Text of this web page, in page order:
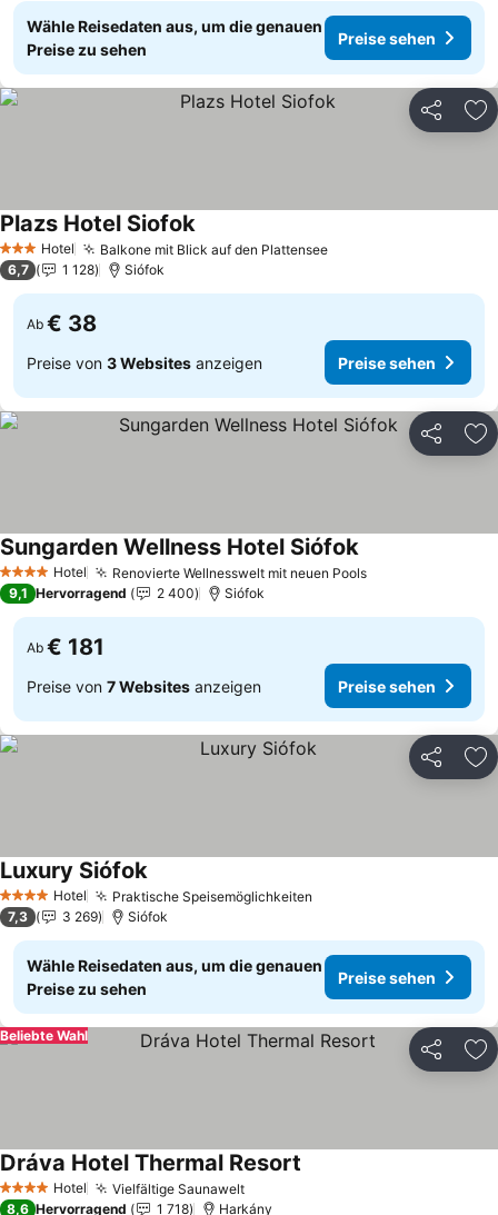
Wähle Reisedaten aus, um die genauen
Preise zu sehen
Preise sehen
Teilen
3 SterneHotel Balkone mit Blick auf den PlattenseePreise sehen
Plazs Hotel SiofokPreise sehen
6,7 1 128 Siófok
Ab € 38
Preise von 3 Websites anzeigen Preise sehen
Teilen
4 Sterne Hotel Renovierte Wellnesswelt mit neuen PoolsPreise sehen
Sungarden Wellness Hotel SiófokPreise sehen
9,1 Hervorragend 2 400 Siófok
Ab € 181
Preise von 7 Websites anzeigen Preise sehen
Teilen
4 Sterne Hotel Praktische Speisemöglichkeiten
Luxury SiófokPreise sehen
7,3 3 269 Siófok
Wähle Reisedaten aus, um die genauen
Preise zu sehen
Preise sehen
Teilen
Beliebte Wahl
4 Sterne Hotel Vielfältige SaunaweltPreise sehen
Dráva Hotel Thermal Resort
8,6 Hervorragend 1 718 Harkány